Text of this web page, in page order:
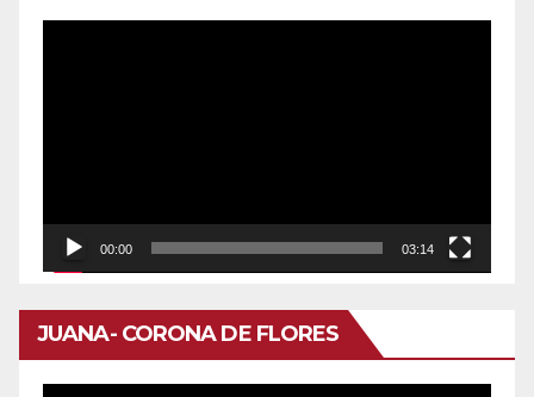
00:00 03:14
JUANA- CORONA DE FLORES